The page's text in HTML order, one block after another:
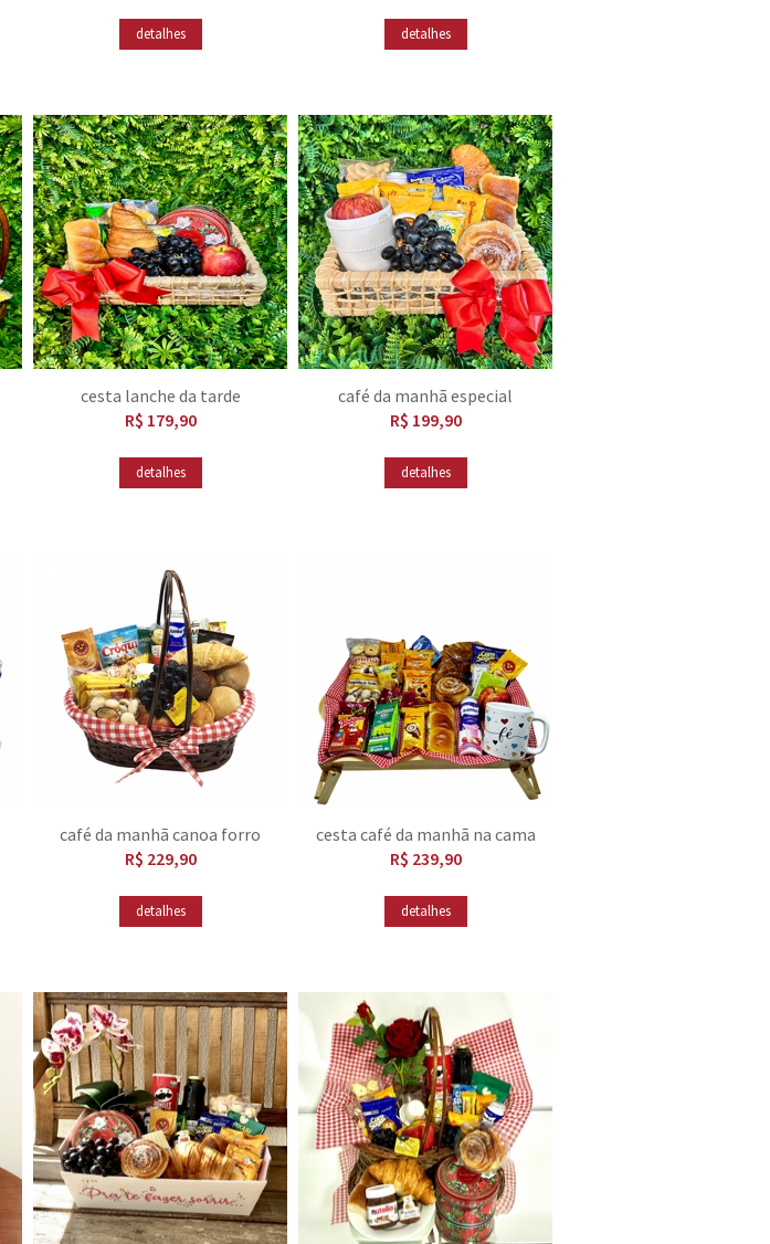
detalhes detalhes
cesta lanche da tarde
R$ 179,90
detalhes
café da manhã especial
R$ 199,90
detalhes
café da manhã canoa forro
vermelho
R$ 229,90
detalhes
cesta café da manhã na cama
R$ 239,90
detalhes